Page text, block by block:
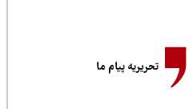
تحریریه پیام ما